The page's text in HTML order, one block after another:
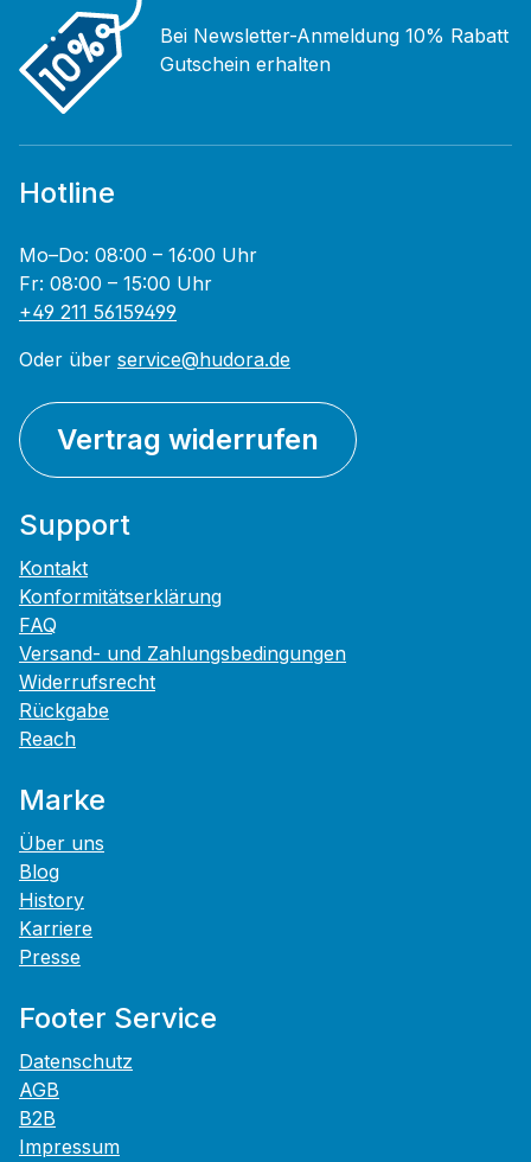
Bei Newsletter-Anmeldung 10% Rabatt
Gutschein erhalten
Hotline
Mo–Do: 08:00 – 16:00 Uhr
Fr: 08:00 – 15:00 Uhr
+49 211 56159499
Oder über service@hudora.de
Vertrag widerrufen
Support
Kontakt
Konformitätserklärung
FAQ
Versand- und Zahlungsbedingungen
Widerrufsrecht
Rückgabe
Reach
Marke
Über uns
Blog
History
Karriere
Presse
Footer Service
Datenschutz
AGB
B2B
Impressum